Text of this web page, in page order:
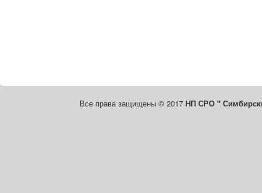
Все права защищены © 2017 НП СРО "